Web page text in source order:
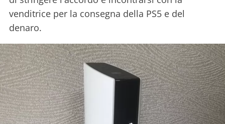
venditrice per la consegna della PS5 e del
denaro.